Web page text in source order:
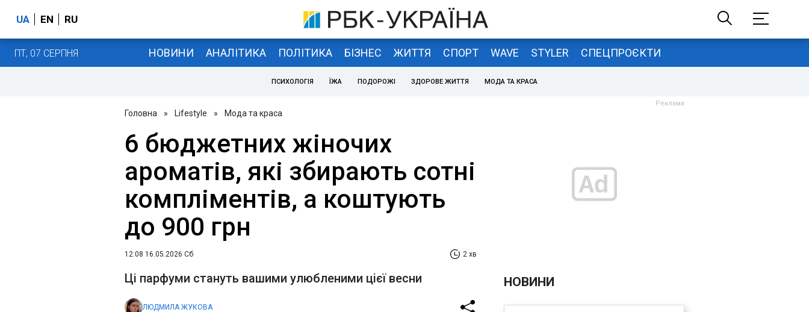
UA EN RU
ПТ, 07 СЕРПНЯ НОВИНИ АНАЛІТИКА ПОЛІТИКА БІЗНЕС ЖИТТЯ СПОРТ WAVE STYLER СПЕЦПРОЄКТИ
ПСИХОЛОГІЯ ЇЖА ПОДОРОЖІ ЗДОРОВЕ ЖИТТЯ МОДА ТА КРАСА
Головна » Lifestyle » Мода та краса
6 бюджетних жіночих
ароматів, які збирають сотні
компліментів, а коштують
до 900 грн
12:08 16.05.2026 Сб 2 хв
Ці парфуми стануть вашими улюбленими цієї весни
ЛЮДМИЛА ЖУКОВА
НОВИНИ